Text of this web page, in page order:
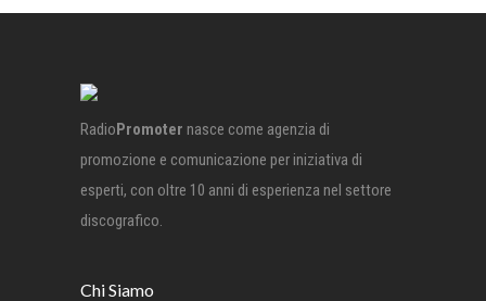
RadioPromoter nasce come agenzia di
promozione e comunicazione per iniziativa di
esperti, con oltre 10 anni di esperienza nel settore
discografico.
Chi Siamo